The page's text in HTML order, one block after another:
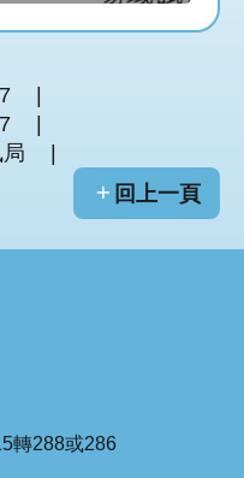
回上一頁
轉288或286